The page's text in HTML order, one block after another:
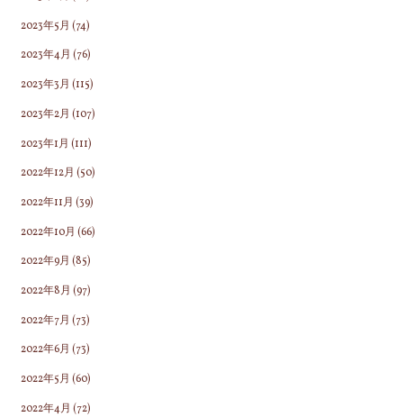
2023年5月 (74)
2023年4月 (76)
2023年3月 (115)
2023年2月 (107)
2023年1月 (111)
2022年12月 (50)
2022年11月 (39)
2022年10月 (66)
2022年9月 (85)
2022年8月 (97)
2022年7月 (73)
2022年6月 (73)
2022年5月 (60)
2022年4月 (72)